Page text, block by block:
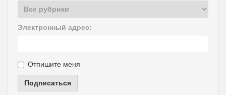
Электронный адрес:
Отпишите меня
Подписаться